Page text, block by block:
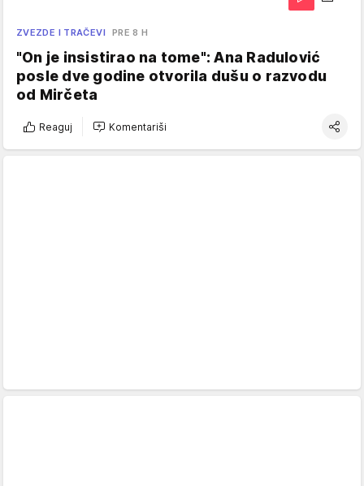
ZVEZDE I TRAČEVI PRE 8 H
"On je insistirao na tome": Ana Radulović
posle dve godine otvorila dušu o razvodu
od Mirčeta
Reaguj Komentariši